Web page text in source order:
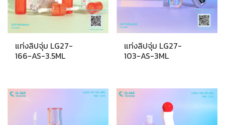
แท่งลิปจุ่ม LG27-
166-AS-3.5ML
แท่งลิปจุ่ม LG27-
103-AS-3ML